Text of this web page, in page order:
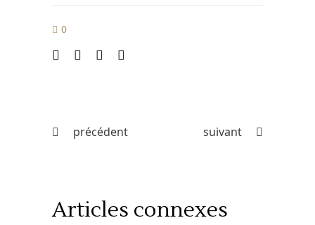
0
précédent suivant
Articles connexes